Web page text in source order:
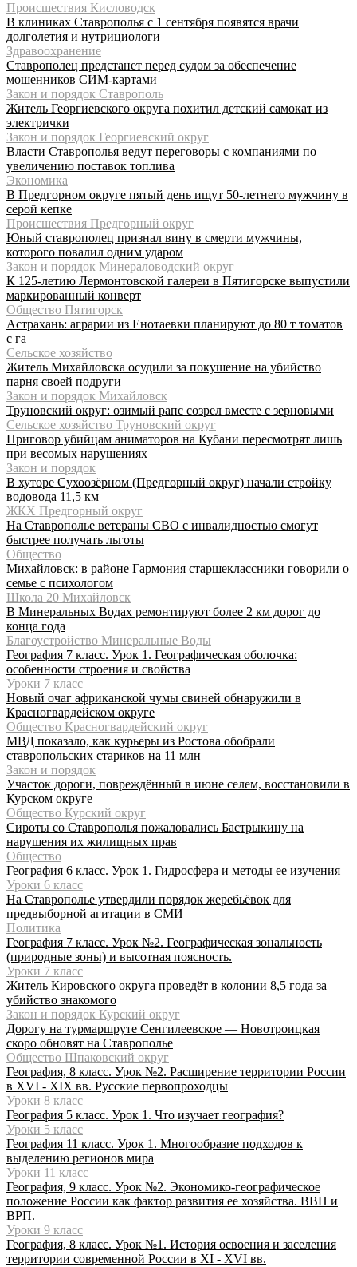
Происшествия Кисловодск
В клиниках Ставрополья с 1 сентября появятся врачи
долголетия и нутрициологи
Здравоохранение
Ставрополец предстанет перед судом за обеспечение
мошенников СИМ-картами
Закон и порядок Ставрополь
Житель Георгиевского округа похитил детский самокат из
электрички
Закон и порядок Георгиевский округ
Власти Ставрополья ведут переговоры с компаниями по
увеличению поставок топлива
Экономика
В Предгорном округе пятый день ищут 50-летнего мужчину в
серой кепке
Происшествия Предгорный округ
Юный ставрополец признал вину в смерти мужчины,
которого повалил одним ударом
Закон и порядок Минераловодский округ
К 125-летию Лермонтовской галереи в Пятигорске выпустили
маркированный конверт
Общество Пятигорск
Астрахань: аграрии из Енотаевки планируют до 80 т томатов
с га
Сельское хозяйство
Житель Михайловска осудили за покушение на убийство
парня своей подруги
Закон и порядок Михайловск
Труновский округ: озимый рапс созрел вместе с зерновыми
Сельское хозяйство Труновский округ
Приговор убийцам аниматоров на Кубани пересмотрят лишь
при весомых нарушениях
Закон и порядок
В хуторе Сухоозёрном (Предгорный округ) начали стройку
водовода 11,5 км
ЖКХ Предгорный округ
На Ставрополье ветераны СВО с инвалидностью смогут
быстрее получать льготы
Общество
Михайловск: в районе Гармония старшеклассники говорили о
семье с психологом
Школа 20 Михайловск
В Минеральных Водах ремонтируют более 2 км дорог до
конца года
Благоустройство Минеральные Воды
География 7 класс. Урок 1. Географическая оболочка:
особенности строения и свойства
Уроки 7 класс
Новый очаг африканской чумы свиней обнаружили в
Красногвардейском округе
Общество Красногвардейский округ
МВД показало, как курьеры из Ростова обобрали
ставропольских стариков на 11 млн
Закон и порядок
Участок дороги, повреждённый в июне селем, восстановили в
Курском округе
Общество Курский округ
Сироты со Ставрополья пожаловались Бастрыкину на
нарушения их жилищных прав
Общество
География 6 класс. Урок 1. Гидросфера и методы ее изучения
Уроки 6 класс
На Ставрополье утвердили порядок жеребьёвок для
предвыборной агитации в СМИ
Политика
География 7 класс. Урок №2. Географическая зональность
(природные зоны) и высотная поясность.
Уроки 7 класс
Житель Кировского округа проведёт в колонии 8,5 года за
убийство знакомого
Закон и порядок Курский округ
Дорогу на турмаршруте Сенгилеевское — Новотроицкая
скоро обновят на Ставрополье
Общество Шпаковский округ
География, 8 класс. Урок №2. Расширение территории России
в XVI - XIX вв. Русские первопроходцы
Уроки 8 класс
География 5 класс. Урок 1. Что изучает география?
Уроки 5 класс
География 11 класс. Урок 1. Многообразие подходов к
выделению регионов мира
Уроки 11 класс
География, 9 класс. Урок №2. Экономико-географическое
положение России как фактор развития ее хозяйства. ВВП и
ВРП.
Уроки 9 класс
География, 8 класс. Урок №1. История освоения и заселения
территории современной России в XI - XVI вв.